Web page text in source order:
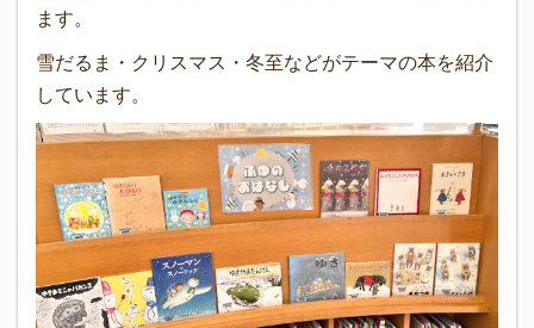
ます。
雪だるま・クリスマス・冬至などがテーマの本を紹介
しています。